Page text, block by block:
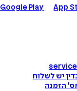
Google Play
App
יש לשלוח
' הזמנה